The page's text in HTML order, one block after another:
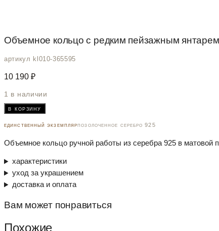
Объемное кольцо с редким пейзажным
артикул kl010-365595
10 190 ₽
1 в наличии
Количество
товара
Объемное
с
пейзажным
янтарем,
размер
15,5
в корзину
единственный экземплярпозолоченное серебро 925
Объемное кольцо ручной работы из серебра 925 в матовой
характеристики
уход за украшением
доставка и оплата
Вам может понравиться
Похожие